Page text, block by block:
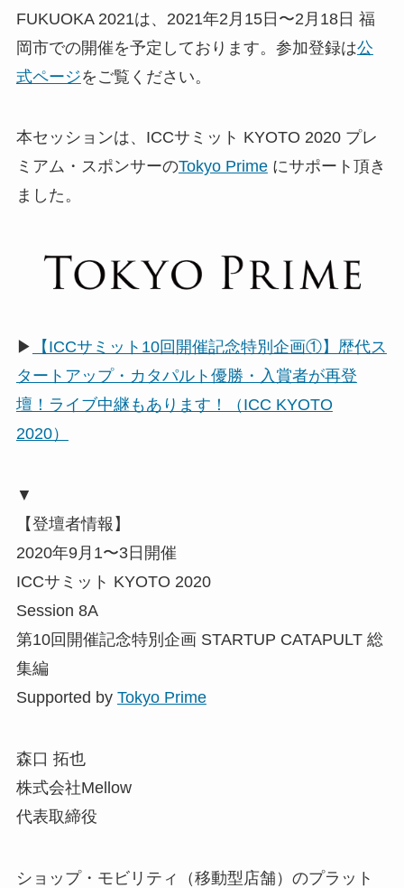
FUKUOKA 2021は、2021年2月15日〜2月18日 福
岡市での開催を予定しております。参加登録は公
式ページをご覧ください。
本セッションは、ICCサミット KYOTO 2020 プレ
ミアム・スポンサーのTokyo Primeにサポート頂き
ました。
▶
【ICCサミット10回開催記念特別企画①】歴代ス
タートアップ・カタパルト優勝・入賞者が再登
壇！ライブ中継もあります！（ICC KYOTO
2020）
▼
【登壇者情報】
2020年9月1〜3日開催
ICCサミット KYOTO 2020
Session 8A
第10回開催記念特別企画 STARTUP CATAPULT 総
集編
Supported by Tokyo Prime
森口 拓也
株式会社Mellow
代表取締役
ショップ・モビリティ（移動型店舗）のプラット